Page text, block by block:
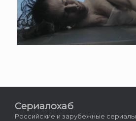
Сериалохаб
Российские и зарубежные сериалы